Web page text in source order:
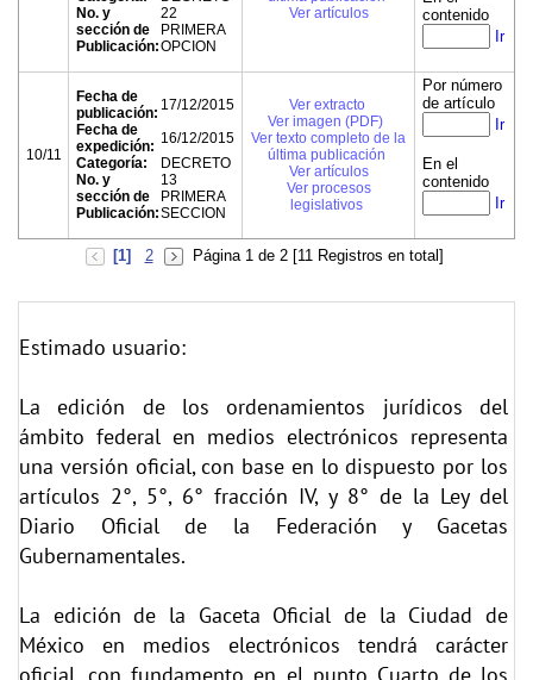
No. y
sección de
Publicación:
22
PRIMERA
OPCION
Ver artículos
contenido
Ir
10/11
Fecha de
publicación: 17/12/2015
Fecha de
expedición: 16/12/2015
Categoría:
DECRETO
No. y
sección de
Publicación:
13
PRIMERA
SECCION
Ver extracto
Ver imagen (PDF)
Ver texto completo de la
última publicación
Ver artículos
Ver procesos
legislativos
Por número
de artículo
Ir
En el
contenido
Ir
[1] 2 Página 1 de 2 [11 Registros en total]
Estimado usuario:
La edición de los ordenamientos jurídicos del
ámbito federal en medios electrónicos representa
una versión oficial, con base en lo dispuesto por los
artículos 2°, 5°, 6° fracción IV, y 8° de la Ley del
Diario Oficial de la Federación y Gacetas
Gubernamentales.
La edición de la Gaceta Oficial de la Ciudad de
México en medios electrónicos tendrá carácter